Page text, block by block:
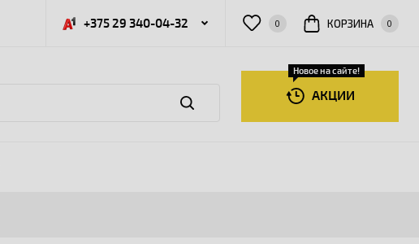
+375 29 340-04-32 0 КОРЗИНА 0
АКЦИИ
Новое на сайте!